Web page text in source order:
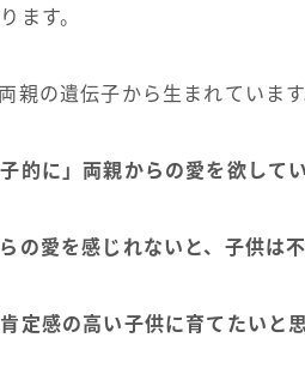
ます。
親の遺伝子から生まれています
子的に」両親からの愛を欲して
の愛を感じれないと、子供は
定感の高い子供に育てたいと